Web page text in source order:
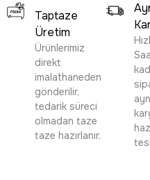
Taptaze
Üretim
Ürünlerimiz
direkt
imalathaneden
gönderilir,
tedarik süreci
olmadan taze
taze hazırlanır.